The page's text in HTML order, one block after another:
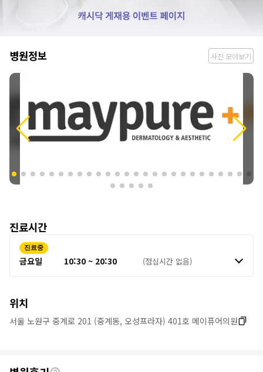
병
원
병원정보 사진 모아보기
진료시간
진료중
금요일 10:30 ~ 20:30 (점심시간 없음)
위치
서울 노원구 중계로 201 (중계동, 오성프라자) 401호 메이퓨어의원
후